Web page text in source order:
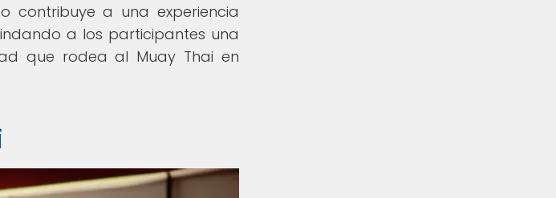
contribuye a una experiencia
a los participantes una
que rodea al Muay Thai en